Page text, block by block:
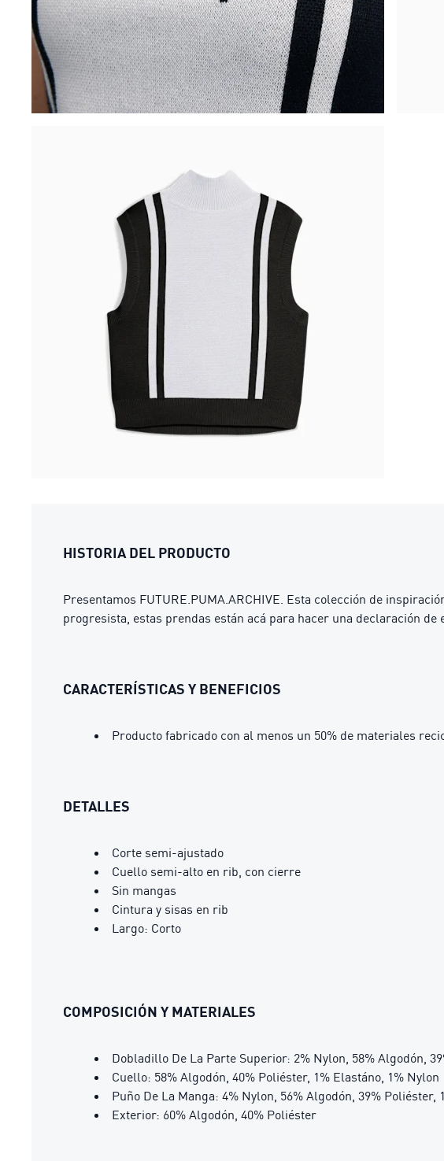
HISTORIA DEL PRODUCTO
Presentamos FUTURE.PUMA.ARCHIVE. Esta colección de
progresista, estas prendas están acá para hacer una declaración de
CARACTERÍSTICAS Y BENEFICIOS
Producto fabricado con al menos un 50% de materiales
DETALLES
Corte semi-ajustado
Cuello semi-alto en rib, con cierre
Sin mangas
Cintura y sisas en rib
Largo: Corto
COMPOSICIÓN Y MATERIALES
Dobladillo De La Parte Superior: 2% Nylon, 58% Algodón,
Cuello: 58% Algodón, 40% Poliéster, 1% Elastáno, 1% Nylon
Puño De La Manga: 4% Nylon, 56% Algodón, 39% Poliéster,
Exterior: 60% Algodón, 40% Poliéster